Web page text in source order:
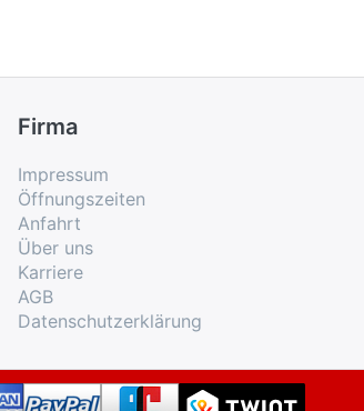
Firma
Impressum
Öffnungszeiten
Anfahrt
Über uns
Karriere
AGB
Datenschutzerklärung